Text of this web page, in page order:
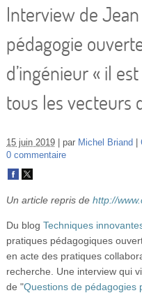
Interview de
pédagogie
d’ingénieur « il
tous les vecteurs
15 juin 2019 par Michel Briand
0 commentaire
Un article repris de http://
Du blog Techniques
pratiques pédagogiques
en acte des pratiques
recherche. Une interview qui
de "Questions de pédagogies